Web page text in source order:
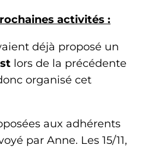
activités :
déjà proposé un
lors de la précédente
organisé cet
aux adhérents
par Anne. Les 15/11,